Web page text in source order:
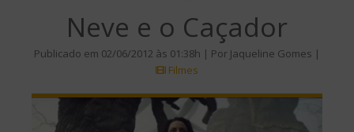
Neve e o Caçador
Publicado em 02/06/2012 às 01:38h | Por Jaqueline Gomes |
Filmes